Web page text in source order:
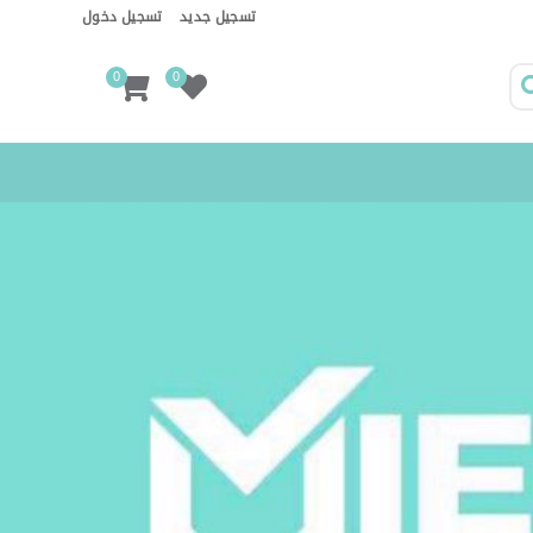
تسجيل جديد تسجيل دخول
0
0